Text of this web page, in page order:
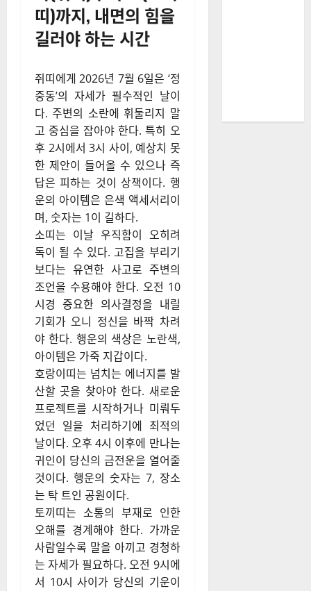
띠)까지, 내면의 힘을
길러야 하는 시간
쥐띠에게 2026년 7월 6일은 ‘정
중동’의 자세가 필수적인 날이
다. 주변의 소란에 휘둘리지 말
고 중심을 잡아야 한다. 특히 오
후 2시에서 3시 사이, 예상치 못
한 제안이 들어올 수 있으나 즉
답은 피하는 것이 상책이다. 행
운의 아이템은 은색 액세서리이
며, 숫자는 1이 길하다.
소띠는 이날 우직함이 오히려
독이 될 수 있다. 고집을 부리기
보다는 유연한 사고로 주변의
조언을 수용해야 한다. 오전 10
시경 중요한 의사결정을 내릴
기회가 오니 정신을 바짝 차려
야 한다. 행운의 색상은 노란색,
아이템은 가죽 지갑이다.
호랑이띠는 넘치는 에너지를 발
산할 곳을 찾아야 한다. 새로운
프로젝트를 시작하거나 미뤄두
었던 일을 처리하기에 최적의
날이다. 오후 4시 이후에 만나는
귀인이 당신의 금전운을 열어줄
것이다. 행운의 숫자는 7, 장소
는 탁 트인 공원이다.
토끼띠는 소통의 부재로 인한
오해를 경계해야 한다. 가까운
사람일수록 말을 아끼고 경청하
는 자세가 필요하다. 오전 9시에
서 10시 사이가 당신의 기운이